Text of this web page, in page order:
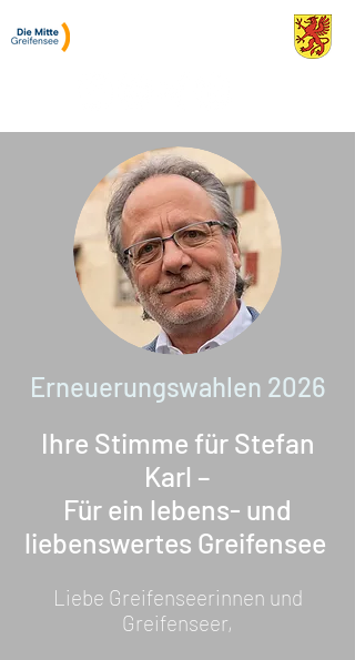
Erneuerungswahlen 2026
Ihre Stimme für Stefan
Karl –
Für ein lebens- und
liebenswertes Greifensee
Liebe Greifenseerinnen und
Greifenseer,